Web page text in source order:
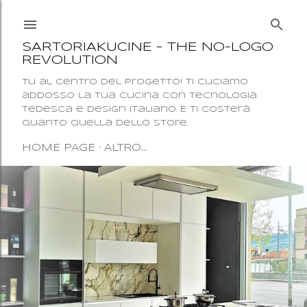
Passa ai contenuti principali
SARTORIAKUCINE - THE NO-LOGO
REVOLUTION
Tu al centro del progetto! Ti cuciamo
addosso la tua cucina con tecnologia
tedesca e design italiano. E ti costerà
quanto quella dello Store.
HOME PAGE ALTRO…